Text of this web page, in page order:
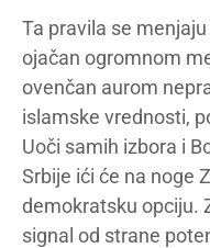
Ta pravila se
ojačan ogromnom
ovenčan aurom
islamske vrednosti,
Uoči samih izbora i
Srbije ići će na noge
demokratsku opciju.
signal od strane